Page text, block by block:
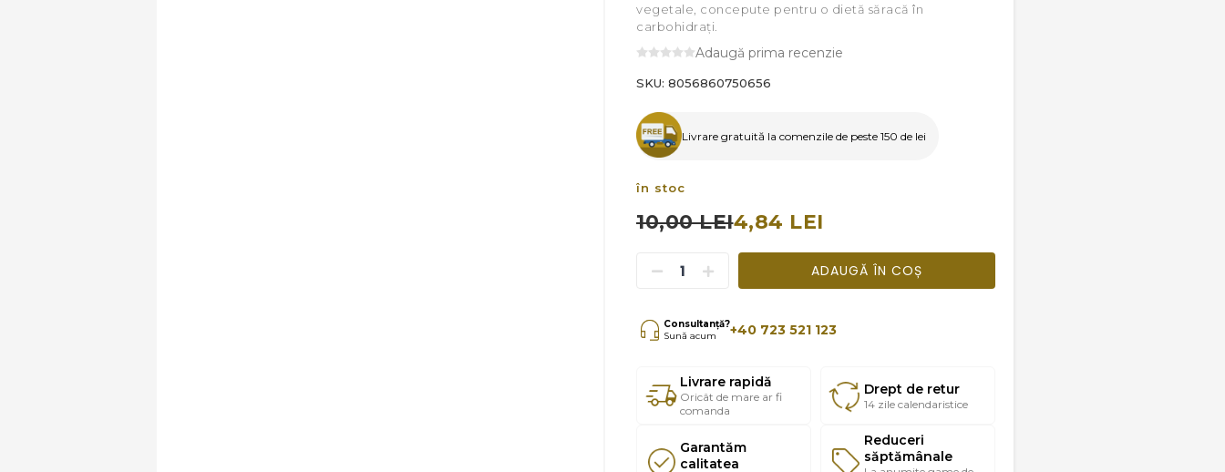
vegetale, concepute pentru o dietă săracă în
carbohidraţi.
Adaugă prima recenzie
SKU: 8056860750656
Livrare gratuită la comenzile de peste 150 de lei
în stoc
10,00 LEI4,84 LEI
ADAUGĂ ÎN COȘ
Consultanță?
Sună acum
+40 723 521 123
Livrare rapidă
Oricât de mare ar fi
comanda
Drept de retur
14 zile calendaristice
Garantăm
calitatea
Reduceri
săptămânale